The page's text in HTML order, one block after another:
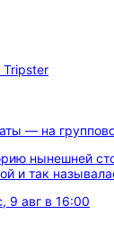
— на
нынешней
и так
9 авг в 16:00